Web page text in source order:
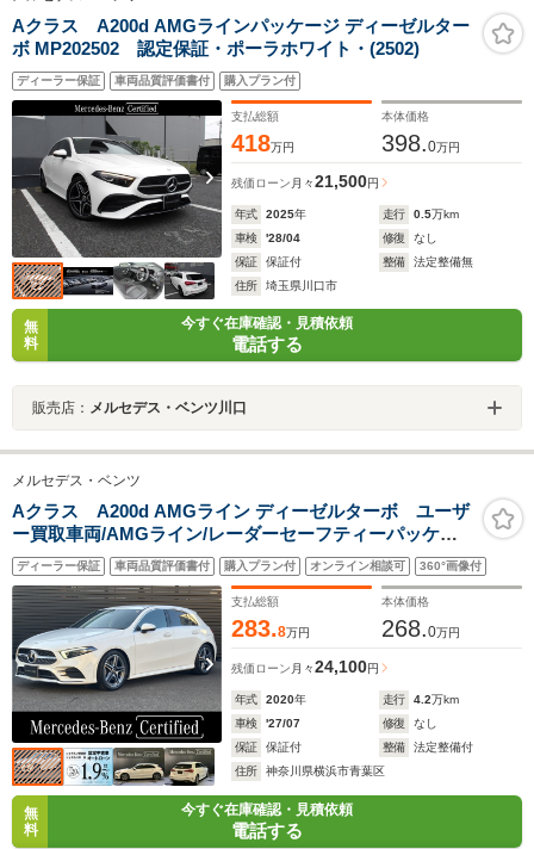
Aクラス A200d AMGラインパッケージ ディーゼルター
ボ MP202502 認定保証・ポーラホワイト・(2502)
ディーラー保証 車両品質評価書付 購入プラン付
支払総額
418万円
本体価格
398.0万円
残価ローン 月々21,500円
年式 2025年 走行 0.5万km
車検
'28/04 修復
なし
保証
保証付 整備
法定整備無
住所
埼玉県川口市
無
料
今すぐ在庫確認・見積依頼
電話する
販売店： メルセデス・ベンツ川口
メルセデス・ベンツ
Aクラス A200d AMGライン ディーゼルターボ ユーザ
ー買取車両/AMGライン/レーダーセーフティーパッケー
ジ/ドライブレコーダー/トランクスルー機能/ワイヤレスチ
ャージング/レッドステッチ入りシート/メモリー付きパワ
ーシート/シートヒーター/本革ステアリング
ディーラー保証 車両品質評価書付 購入プラン付 オンライン相談可 360°画像付
支払総額
283.8万円
本体価格
268.0万円
残価ローン 月々24,100円
年式 2020年 走行 4.2万km
車検
'27/07 修復
なし
保証
保証付 整備
法定整備付
住所
神奈川県横浜市青葉区
無
料
今すぐ在庫確認・見積依頼
電話する